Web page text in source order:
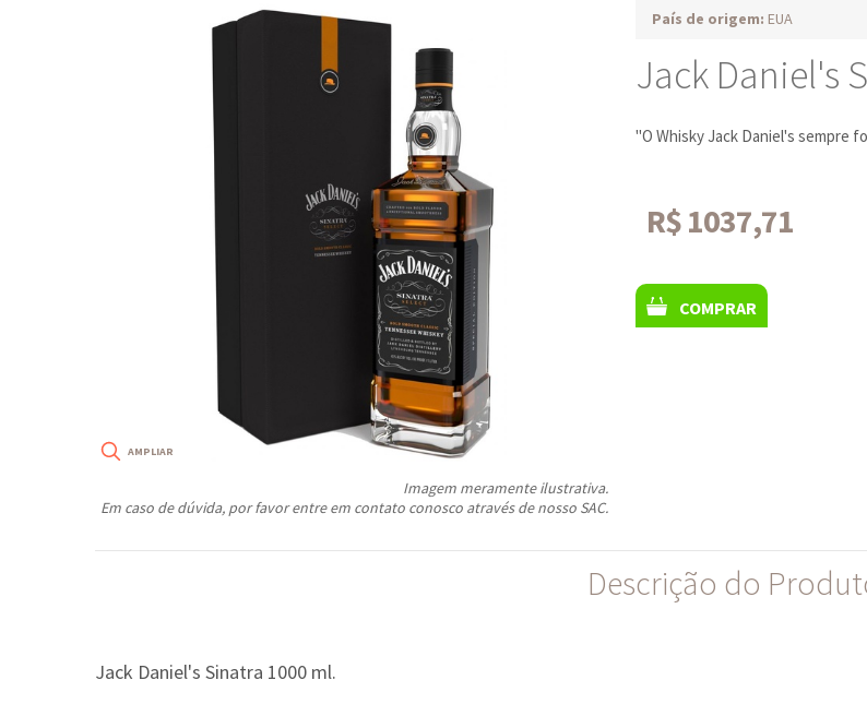
Imagem meramente ilustrativa.
Em caso de dúvida, por favor entre em contato conosco através de nosso SAC.
País de origem: EUA
Jack Daniel's
"O Whisky Jack Daniel's sempre
R$ 1037,71
COMPRAR
Descrição do
Jack Daniel's Sinatra 1000 ml.